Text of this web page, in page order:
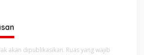
akan dipublikasikan. Ruas yang wajib